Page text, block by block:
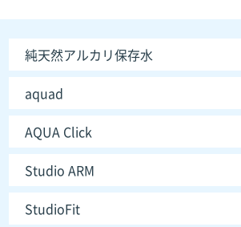
遅か
で
づい
純天然アルカリ保存水
aquad
AQUA Click
Studio ARM
StudioFit